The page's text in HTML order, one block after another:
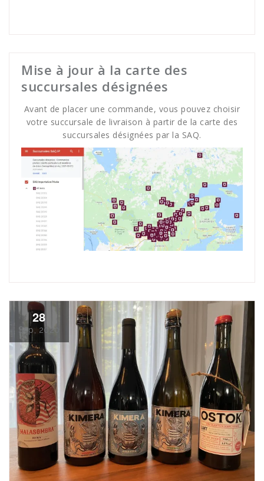
Mise à jour à la carte des
succursales désignées
Avant de placer une commande, vous pouvez choisir
votre succursale de livraison à partir de la carte des
succursales désignées par la SAQ.
28
Sep, 2020